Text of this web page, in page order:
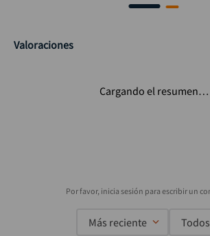
Valoraciones
Cargando el resumen…
Más reciente Todos